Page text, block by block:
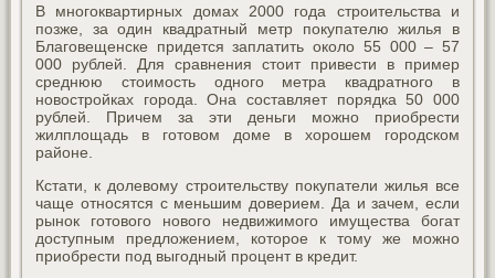
В многоквартирных домах 2000 года строительства и
позже, за один квадратный метр покупателю жилья в
Благовещенске придется заплатить около 55 000 – 57
000 рублей. Для сравнения стоит привести в пример
среднюю стоимость одного метра квадратного в
новостройках города. Она составляет порядка 50 000
рублей. Причем за эти деньги можно приобрести
жилплощадь в готовом доме в хорошем городском
районе.
Кстати, к долевому строительству покупатели жилья все
чаще относятся с меньшим доверием. Да и зачем, если
рынок готового нового недвижимого имущества богат
доступным предложением, которое к тому же можно
приобрести под выгодный процент в кредит.